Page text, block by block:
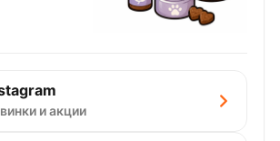
и акции